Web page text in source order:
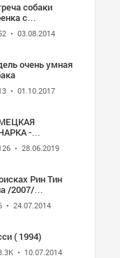
собаки
с
• 03.08.2014
очень умная
• 01.10.2017
-
• 28.06.2019
Рин Тин
• 24.07.2014
( 1994)
• 10.07.2014